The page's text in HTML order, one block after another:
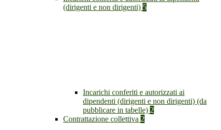
(dirigenti e non dirigenti) 5
Incarichi conferiti e autorizzati ai
dipendenti (dirigenti e non dirigenti) (da
pubblicare in tabelle) 2
Contrattazione collettiva 2